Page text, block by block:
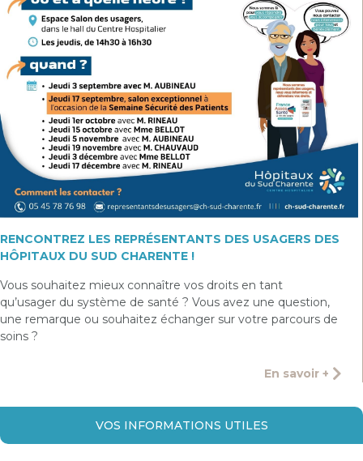
RENCONTREZ LES REPRÉSENTANTS DES USAGERS DES
HÔPITAUX DU SUD CHARENTE !
Vous souhaitez mieux connaître vos droits en tant
qu’usager du système de santé ? Vous avez une question,
une remarque ou souhaitez échanger sur votre parcours de
soins ?
En savoir +
VOS INFORMATIONS UTILES